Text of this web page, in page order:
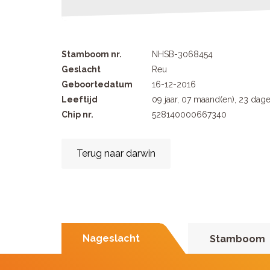
Stamboom nr.
NHSB-3068454
Geslacht
Reu
Geboortedatum
16-12-2016
Leeftijd
09 jaar, 07 maand(en), 23
Chip nr.
528140000667340
Terug naar darwin
Nageslacht Stamboom